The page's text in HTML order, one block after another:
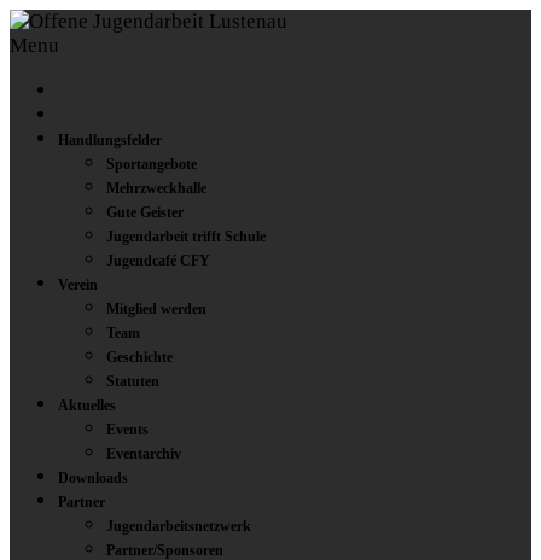
Menu
Handlungsfelder
Sportangebote
Mehrzweckhalle
Gute Geister
Jugendarbeit trifft Schule
Jugendcafé CFY
Verein
Mitglied werden
Team
Geschichte
Statuten
Aktuelles
Events
Eventarchiv
Downloads
Partner
Jugendarbeitsnetzwerk
Partner/Sponsoren